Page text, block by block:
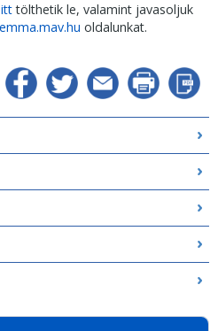
itttölthetik le, valamint javasoljuk
emma.mav.hu oldalunkat.